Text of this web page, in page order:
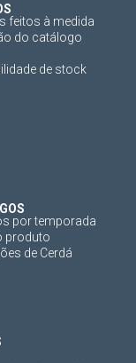
feitos à medida
do catálogo
de stock
por temporada
produto
de Cerdá